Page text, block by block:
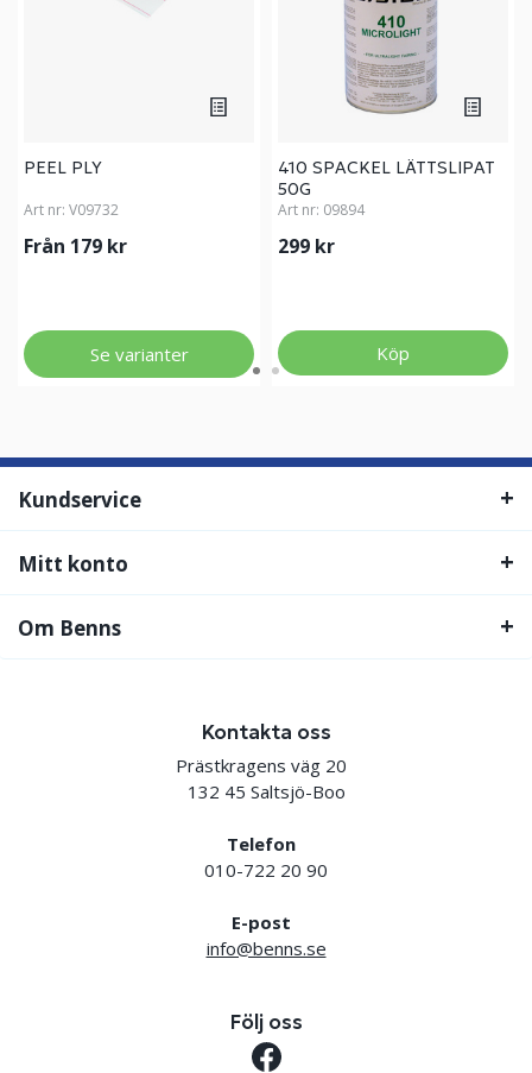
PEEL PLY
Art nr: V09732
Från 179 kr
Se varianter
410 SPACKEL LÄTTSLIPAT
50G
Art nr: 09894
299 kr
Köp
Kundservice
Mitt konto
Om Benns
Kontakta oss
Prästkragens väg 20
132 45 Saltsjö-Boo
Telefon
010-722 20 90
E-post
info@benns.se
Följ oss